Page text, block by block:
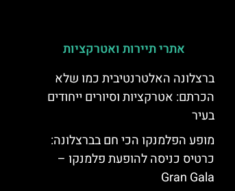
אתרי תיירות ואטרקציות
ברצלונה האלטרנטיבית כמו שלא
הכרתם: אטרקציות וסיורים ייחודים
בעיר
מופע הפלמנקו הכי חם בברצלונה:
כרטיס כניסה להופעת פלמנקו –
Gran Gala